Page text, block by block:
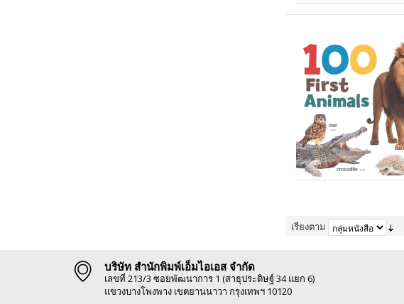
เรียงตาม
บริษัท สำนักพิมพ์เอ็มไอเอส จำกัด
เลขที่ 213/3 ซอยพัฒนาการ 1 (สาธุประดิษฐ์ 34 แยก 6)
แขวงบางโพงพาง เขตยานนาวา กรุงเทพฯ 10120